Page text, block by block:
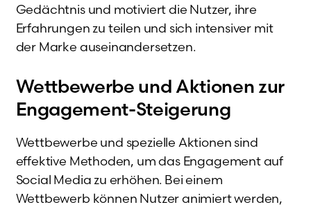
Gedächtnis und motiviert die Nutzer, ihre
Erfahrungen zu teilen und sich intensiver mit
der Marke auseinandersetzen.
Wettbewerbe und Aktionen zur
Engagement-Steigerung
Wettbewerbe und spezielle Aktionen sind
effektive Methoden, um das Engagement auf
Social Media zu erhöhen. Bei einem
Wettbewerb können Nutzer animiert werden,